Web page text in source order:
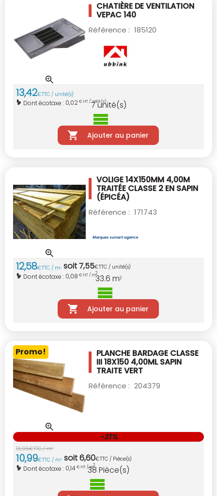
CHATIÈRE DE VENTILATION
VEPAC 140
Référence : 185120
13,42€TTC / unité(s)
Dont écotaxe : 0,02€ HT / unité(s)
7unité(s)
Ajouter au panier
VOLIGE 14X150MM 4,00M
TRAITÉE CLASSE 2 EN SAPIN
(ÉPICÉA)
Référence : 171743
12,58€TTC / m2 soit7,55€TTC / unité(s)
Dont écotaxe : 0,08 € HT / m233.6 m2
Ajouter au panier
Promo! PLANCHE BARDAGE CLASSE
III 18X150 4,00MLSAPIN
TRAITE VERT
Référence : 204379
13,95€TTC / m2
10,99€TTC / m2 soit6,60€TTC / Pièce(s)
Dont écotaxe : 0,14€ HT / m2
-21%
38 Pièce(s)